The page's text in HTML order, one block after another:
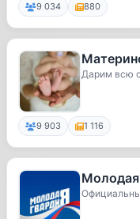
9 034 880
Дарим всю
9 903 1 116
Молодая